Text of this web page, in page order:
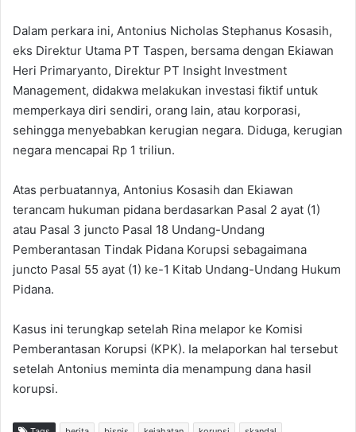
Dalam perkara ini, Antonius Nicholas Stephanus Kosasih,
eks Direktur Utama PT Taspen, bersama dengan Ekiawan
Heri Primaryanto, Direktur PT Insight Investment
Management, didakwa melakukan investasi fiktif untuk
memperkaya diri sendiri, orang lain, atau korporasi,
sehingga menyebabkan kerugian negara. Diduga, kerugian
negara mencapai Rp 1 triliun.
Atas perbuatannya, Antonius Kosasih dan Ekiawan
terancam hukuman pidana berdasarkan Pasal 2 ayat (1)
atau Pasal 3 juncto Pasal 18 Undang-Undang
Pemberantasan Tindak Pidana Korupsi sebagaimana
juncto Pasal 55 ayat (1) ke-1 Kitab Undang-Undang Hukum
Pidana.
Kasus ini terungkap setelah Rina melapor ke Komisi
Pemberantasan Korupsi (KPK). Ia melaporkan hal tersebut
setelah Antonius meminta dia menampung dana hasil
korupsi.